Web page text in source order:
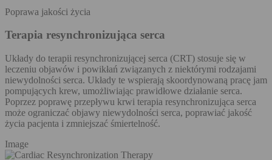
Poprawa jakości życia
Terapia resynchronizująca serca
Układy do terapii resynchronizującej serca (CRT) stosuje się w
leczeniu objawów i powikłań związanych z niektórymi rodzajami
niewydolności serca. Układy te wspierają skoordynowaną pracę jam
pompujących krew, umożliwiając prawidłowe działanie serca.
Poprzez poprawę przepływu krwi terapia resynchronizująca serca
może ograniczać objawy niewydolności serca, poprawiać jakość
życia pacjenta i zmniejszać śmiertelność.
Image